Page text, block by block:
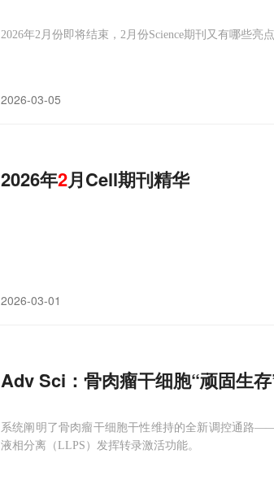
2026年2月份即将结束，2月份Science期刊又有哪些亮
2026-03-05
2026年2月Cell期刊精华
2026-03-01
Adv Sci：骨肉瘤干细胞“顽固生
系统阐明了骨肉瘤干细胞干性维持的全新调控通路
液相分离（LLPS）发挥转录激活功能。